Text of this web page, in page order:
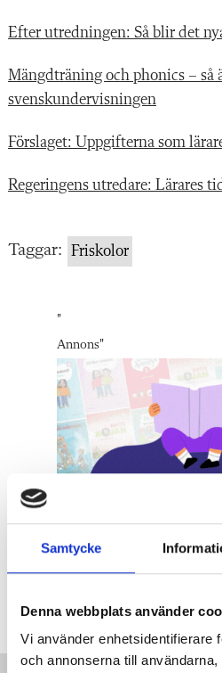
Samtycke
Denna webbplats använder
Vi använder enhetsidentifierare
och annonserna till
Efter utredningen: Så blir det
Mängdträning och phonics – så
svenskundervisningen
Förslaget: Uppgifterna som
Regeringens utredare: Lärares
Taggar: Friskolor
"
Annons"